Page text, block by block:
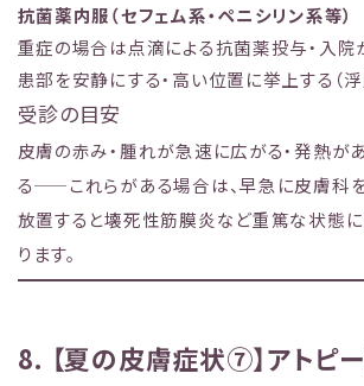
抗菌薬内服（セフェム系・ペニシリン系等）
重症の場合は点滴による抗菌薬投与・入院
患部を安静にする・高い位置に挙上する（浮
受診の目安
皮膚の赤み・腫れが急速に広がる・発熱が
る——これらがある場合は、早急に皮膚科を
放置すると壊死性筋膜炎など重篤な状態
ります。
8. 【夏の皮膚症状⑦】アトピ